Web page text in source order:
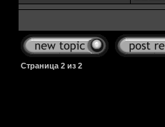
Страница 2 из 2